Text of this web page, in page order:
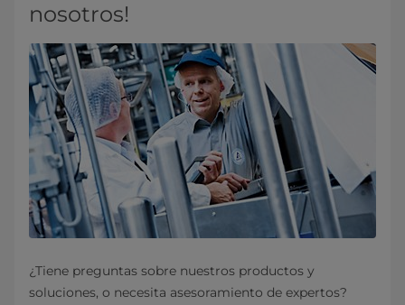
nosotros!
¿Tiene preguntas sobre nuestros productos y
soluciones, o necesita asesoramiento de expertos?